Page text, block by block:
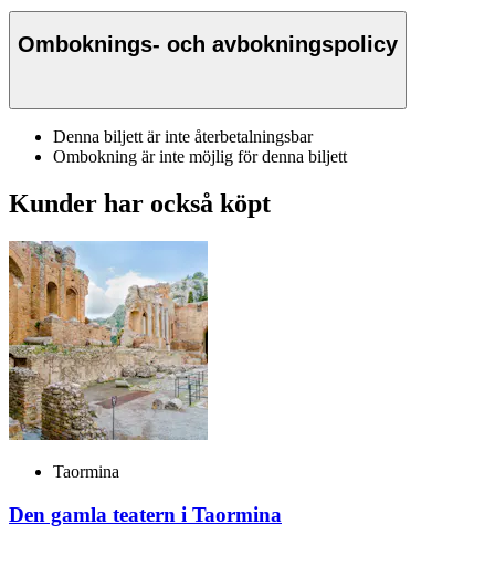
Omboknings- och avbokningspolicy
Denna biljett är inte återbetalningsbar
Ombokning är inte möjlig för denna biljett
Kunder har också köpt
Taormina
Den gamla teatern i Taormina